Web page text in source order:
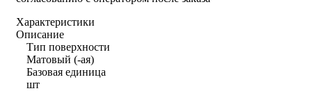
Характеристики
Описание
Тип поверхности
Матовый (-ая)
Базовая единица
шт